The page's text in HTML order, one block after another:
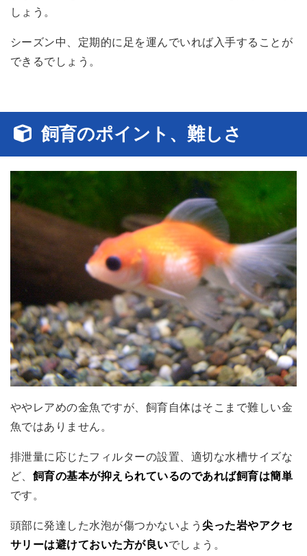
しょう。
シーズン中、定期的に足を運んでいれば入手することが
できるでしょう。
飼育のポイント、難しさ
ややレアめの金魚ですが、飼育自体はそこまで難しい金
魚ではありません。
排泄量に応じたフィルターの設置、適切な水槽サイズな
ど、 飼育の基本が抑えられているのであれば飼育は簡単
です。
頭部に発達した水泡が傷つかないよう尖った岩やアクセ
サリーは避けておいた方が良いでしょう。